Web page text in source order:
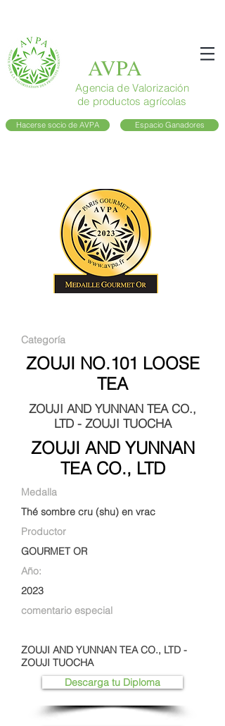
AVPA
Agencia de Valorización
de productos agrícolas
Hacerse socio de AVPA Espacio Ganadores
Categoría
ZOUJI NO.101 LOOSE
TEA
ZOUJI AND YUNNAN TEA CO.,
LTD - ZOUJI TUOCHA
ZOUJI AND YUNNAN
TEA CO., LTD
Medalla
Thé sombre cru (shu) en vrac
Productor
GOURMET OR
Año:
2023
comentario especial
ZOUJI AND YUNNAN TEA CO., LTD -
ZOUJI TUOCHA
Descarga tu Diploma